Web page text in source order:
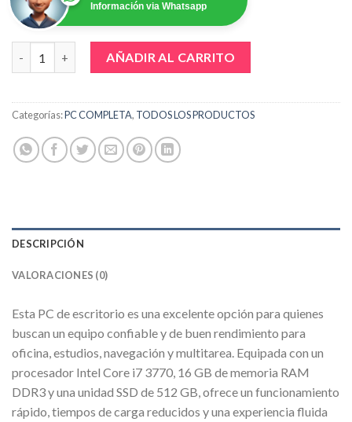
Información via Whatsapp
COMPUTADORA PC INTEL CORE i7 3770, 16 GB RAM DDR3,
AÑADIR AL CARRITO
Categorías:PC COMPLETA, TODOS LOS PRODUCTOS
DESCRIPCIÓN
VALORACIONES (0)
Esta PC de escritorio es una excelente opción para quienes
buscan un equipo confiable y de buen rendimiento para
oficina, estudios, navegación y multitarea. Equipada con un
procesador Intel Core i7 3770, 16 GB de memoria RAM
DDR3 y una unidad SSD de 512 GB, ofrece un funcionamiento
rápido, tiempos de carga reducidos y una experiencia fluida